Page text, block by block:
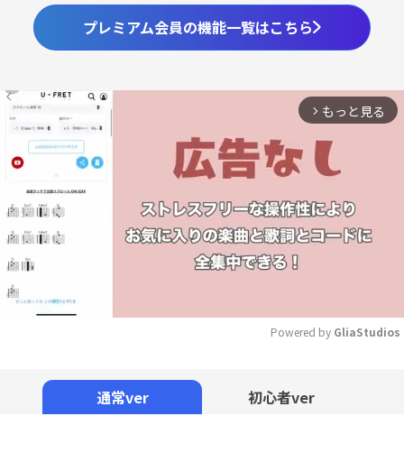
プレミアム会員の機能一覧はこちら
arrow_forward_ios もっと見る
Powered by GliaStudios
通常ver 初心者ver